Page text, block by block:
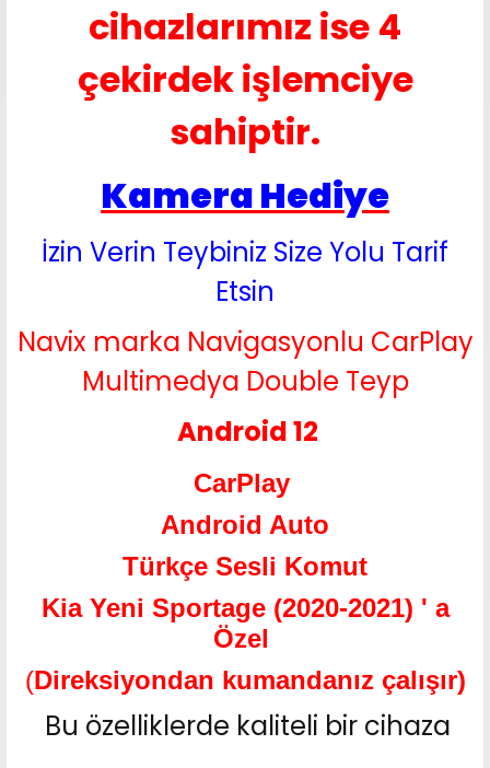
cihazlarımız ise 4
çekirdek işlemciye
sahiptir.
Kamera Hediye
İzin Verin Teybiniz Size Yolu Tarif
Etsin
Navix marka Navigasyonlu CarPlay
Multimedya Double Teyp
Android 12
CarPlay
Android Auto
Türkçe Sesli Komut
Kia Yeni Sportage (2020-2021) ' a
Özel
(Direksiyondan kumandanız çalışır)
Bu özelliklerde kaliteli bir cihaza